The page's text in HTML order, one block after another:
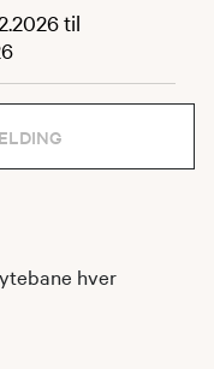
til
hver